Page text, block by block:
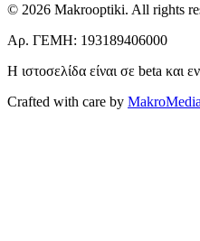
© 2026 Makrooptiki. All rights
Αρ. ΓΕΜΗ: 193189406000
Η ιστοσελίδα είναι σε beta και
Crafted with care by MakroMedia